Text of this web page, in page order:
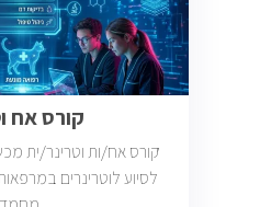
קורס אח
קורס אח/ות וטרינר/ית
לסיוע לוטרינרים